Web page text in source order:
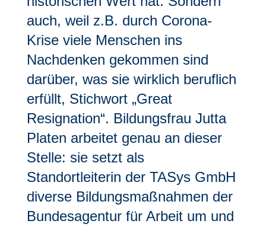
auch, weil z.B. durch Corona-
Krise viele Menschen ins
Nachdenken gekommen sind
darüber, was sie wirklich beruflich
erfüllt, Stichwort „Great
Resignation“. Bildungsfrau Jutta
Platen arbeitet genau an dieser
Stelle: sie setzt als
Standortleiterin der TASys GmbH
diverse Bildungsmaßnahmen der
Bundesagentur für Arbeit um und